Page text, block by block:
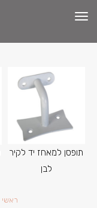
תפריט
תופסן למאחז יד לקיר
לבן
ראשי